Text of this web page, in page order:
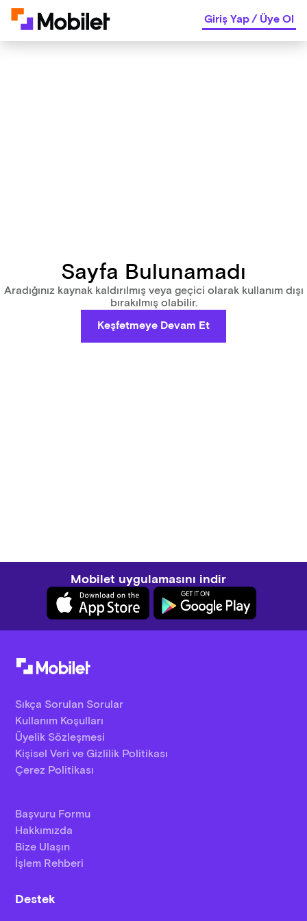
Giriş Yap/Üye Ol
Sayfa Bulunamadı
Aradığınız kaynak kaldırılmış veya geçici olarak kullanım dışı
bırakılmış olabilir.
Keşfetmeye Devam Et
Mobilet uygulamasını indir
Sıkça Sorulan Sorular
Kullanım Koşulları
Üyelik Sözleşmesi
Kişisel Veri ve Gizlilik Politikası
Çerez Politikası
Başvuru Formu
Hakkımızda
Bize Ulaşın
İşlem Rehberi
Destek